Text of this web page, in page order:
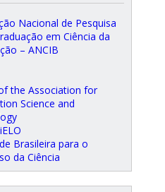
Nacional de Pesquisa
em Ciência da
– ANCIB
the Association for
Science and
Brasileira para o
da Ciência